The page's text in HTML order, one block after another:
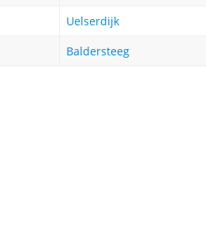
Uelserdijk
Baldersteeg